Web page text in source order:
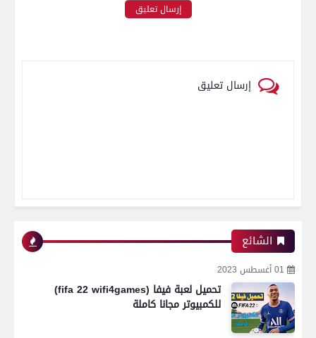
إرسال تعليق
إرسال تعليق
الشائع
01 أغسطس 2023
تحميل لعبة فيفا (fifa 22 wifi4games)
للكمبيوتر مجانا كاملة